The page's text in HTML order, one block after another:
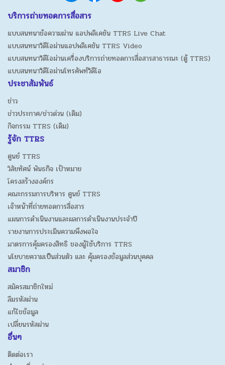
บริการถ่ายทอดการสื่อสาร
แบบสนทนาข้อความผ่าน แอปพลิเคชัน TTRS Live Chat
แบบสนทนาวิดีโอผ่านแอปพลิเคชัน TTRS Video
แบบสนทนาวิดีโอผ่านเครื่องบริการถ่ายทอดการสื่อสารสาธารณะ (ตู้ TTRS)
แบบสนทนาวิดีโอผ่านโทรศัพท์วิดีโอ
ประชาสัมพันธ์
ข่าว
ข่าวประกาศ/ข่าวด่วน (เดิม)
กิจกรรม TTRS (เดิม)
รู้จัก TTRS
ศูนย์ TTRS
วิสัยทัศน์ พันธกิจ เป้าหมาย
โครงสร้างองค์กร
คณะกรรมการบริหาร ศูนย์ TTRS
เจ้าหน้าที่ถ่ายทอดการสื่อสาร
แผนการดำเนินงานและผลการดำเนินงานประจำปี
รายงานการประเมินความพึงพอใจ
มาตรการคุ้มครองสิทธิ ของผู้ใช้บริการ TTRS
นโยบายความเป็นส่วนตัว และ คุ้มครองข้อมูลส่วนบุคคล
สมาชิก
สมัครสมาชิกใหม่
ลืมรหัสผ่าน
แก้ไขข้อมูล
เปลี่ยนรหัสผ่าน
อื่นๆ
ติดต่อเรา